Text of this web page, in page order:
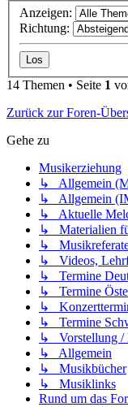
Anzeigen:
Richtung:
14 Themen • Seite 1
Zurück zur Foren-
Gehe zu
Musikerziehung
↳ Allgemein
↳ Allgemein
↳ Aktuelle
↳ Materialien
↳
↳ Videos,
↳ Termine
↳ Termine
↳
↳ Termine
↳ Vorstellung /
↳ Allgemein
↳ Musikbücher
↳ Musiklinks
Rund um das